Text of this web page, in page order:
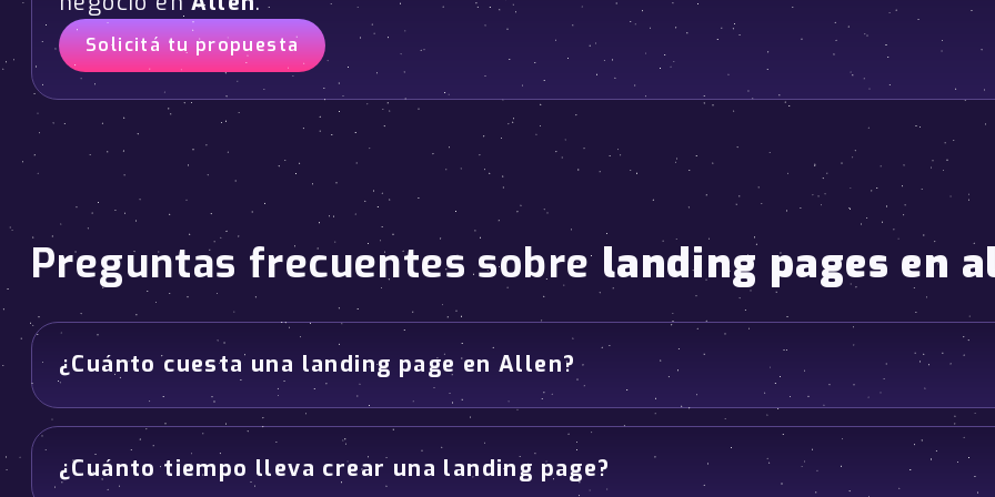
Solicitá tu propuesta
Preguntas frecuentes sobre landing pages en
¿Cuánto cuesta una landing page en Allen?
¿Cuánto tiempo lleva crear una landing page?